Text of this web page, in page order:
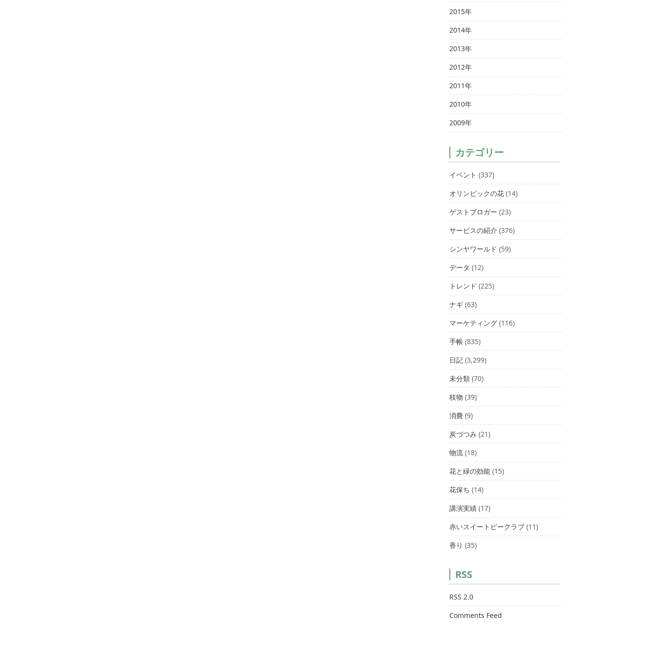
2015年
2014年
2013年
2012年
2011年
2010年
2009年
カテゴリー
イベント (337)
オリンピックの花 (14)
ゲストブロガー (23)
サービスの紹介 (376)
シンヤワールド (59)
データ (12)
トレンド (225)
ナギ (63)
マーケティング (116)
手帳 (835)
日記 (3,299)
未分類 (70)
枝物 (39)
消費 (9)
炭づつみ (21)
物流 (18)
花と緑の効能 (15)
花保ち (14)
講演実績 (17)
赤いスイートピークラブ (11)
香り (35)
RSS
RSS 2.0
Comments Feed